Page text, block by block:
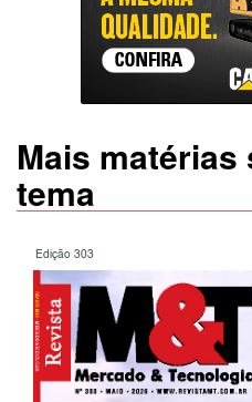
Mais matérias
tema
Edição 303